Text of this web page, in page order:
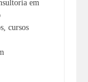
em
cursos